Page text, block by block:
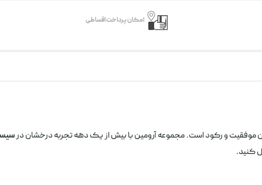
امکان پرداخت اقساطی
موفقیت و رکود است. مجموعه آرومین با بیش از یک دهه تجربه درخشان در
کنید.